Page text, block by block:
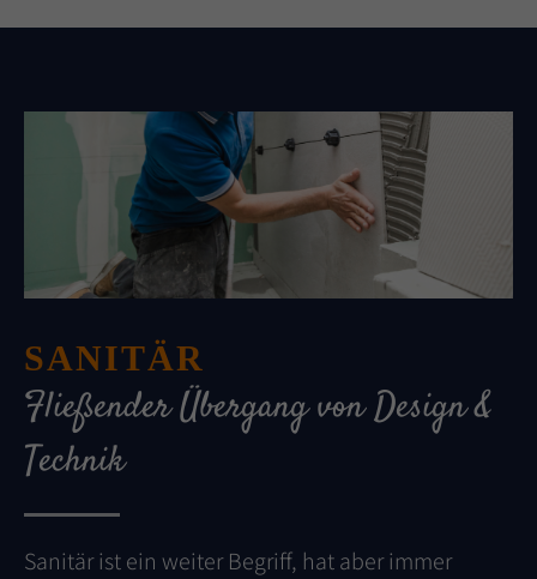
SANITÄR
Fließender Übergang von Design &
Technik
Sanitär ist ein weiter Begriff, hat aber immer